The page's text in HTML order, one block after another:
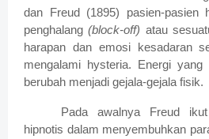
dan Freud (1895) pasien-pasien
penghalang(block-off) atau
harapan dan emosi kesadaran
mengalami hysteria. Energi yang
berubah menjadi gejala-gejala fisik.
Pada awalnya Freud
hipnotis dalam menyembuhkan